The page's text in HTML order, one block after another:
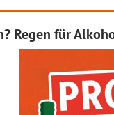
Regen für